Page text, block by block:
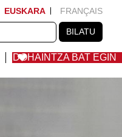
EUSKARA FRANÇAIS
BILATU
DOHAINTZA BAT EGIN